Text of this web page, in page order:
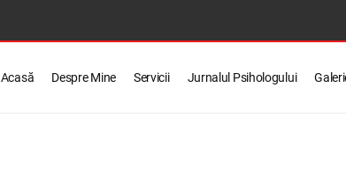
Acasă Despre Mine Servicii Jurnalul Psihologului